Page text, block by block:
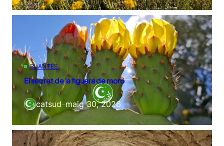
PLANTES
El secret de la figuera de moro
catsud–maig 30, 2026